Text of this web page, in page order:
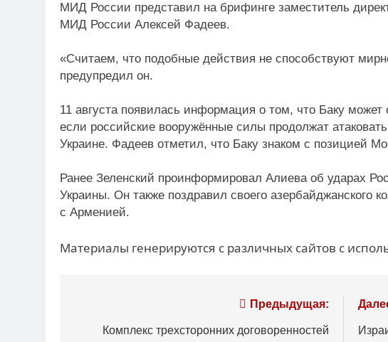
МИД России представил на брифинге заместитель
МИД России Алексей Фадеев.
«Считаем, что подобные действия не способствуют
предупредил он.
11 августа появилась информация о том, что Баку может
если российские вооружённые силы продолжат
Украине. Фадеев отметил, что Баку знаком с позицией
Ранее Зеленский проинформировал Алиева об ударах
Украины. Он также поздравил своего азербайджанского
с Арменией.
Материалы генерируются с различных сайтов с
Предыдущая:
Комплекс трехсторонних договоренностей